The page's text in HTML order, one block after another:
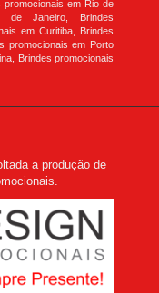
promocionais em Rio de
de Janeiro, Brindes
em Curitiba, Brindes
promocionais em Porto
Brindes promocionais
a produção de